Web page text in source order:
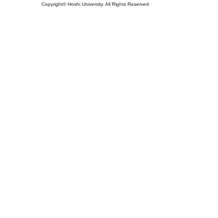
Copyright© Hoshi University. All Rights Reserved